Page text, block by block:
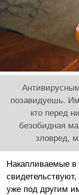
позавидуешь.
кто перед
безобидная
зловред,
Накапливаемые в
уже под другим